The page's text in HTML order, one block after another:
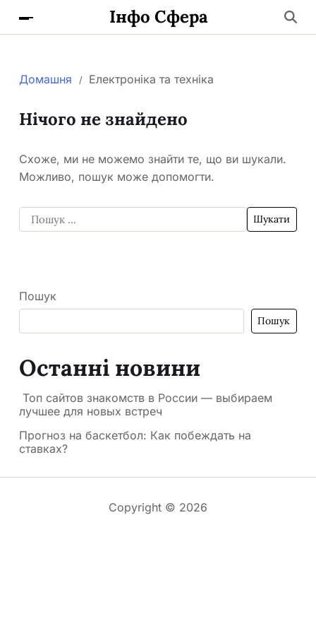
Інфо Сфера
Домашня Електроніка та техніка
Нічого не знайдено
Схоже, ми не можемо знайти те, що ви шукали.
Можливо, пошук може допомогти.
Пошук
Пошук
Останні новини
Топ сайтов знакомств в России — выбираем
лучшее для новых встреч
Прогноз на баскетбол: Как побеждать на
ставках?
Copyright © 2026